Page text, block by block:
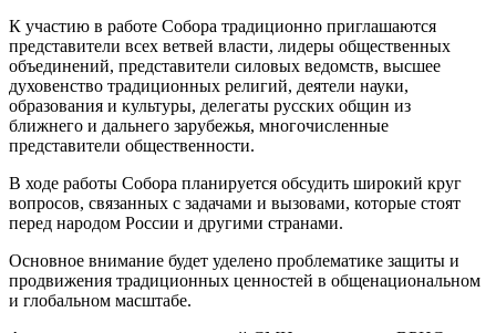
К участию в работе Собора традиционно приглашаются
представители всех ветвей власти, лидеры общественных
объединений, представители силовых ведомств, высшее
духовенство традиционных религий, деятели науки,
образования и культуры, делегаты русских общин из
ближнего и дальнего зарубежья, многочисленные
представители общественности.
В ходе работы Собора планируется обсудить широкий круг
вопросов, связанных с задачами и вызовами, которые стоят
перед народом России и другими странами.
Основное внимание будет уделено проблематике защиты и
продвижения традиционных ценностей в общенациональном
и глобальном масштабе.